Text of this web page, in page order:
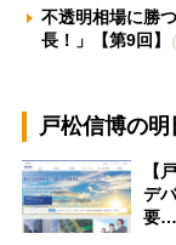
不透明相場に勝
長！」【第9回】
戸松信博の明
【
デ
要…